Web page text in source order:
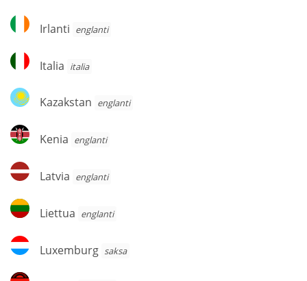
Irlanti
Irlanti englanti
Italia
Italia italia
Kazakstan
Kazakstan englanti
Kenia
Kenia englanti
Latvia
Latvia englanti
Liettua
Liettua englanti
Luxemburg
Luxemburg saksa